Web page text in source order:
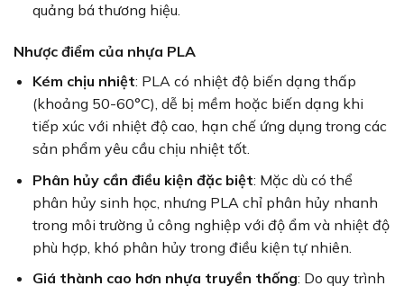
quảng bá thương hiệu.
Nhược điểm của nhựa PLA
Kém chịu nhiệt: PLA có nhiệt độ biến dạng thấp
(khoảng 50-60°C), dễ bị mềm hoặc biến dạng khi
tiếp xúc với nhiệt độ cao, hạn chế ứng dụng trong các
sản phẩm yêu cầu chịu nhiệt tốt.
Phân hủy cần điều kiện đặc biệt: Mặc dù có thể
phân hủy sinh học, nhưng PLA chỉ phân hủy nhanh
trong môi trường ủ công nghiệp với độ ẩm và nhiệt độ
phù hợp, khó phân hủy trong điều kiện tự nhiên.
Giá thành cao hơn nhựa truyền thống: Do quy trình